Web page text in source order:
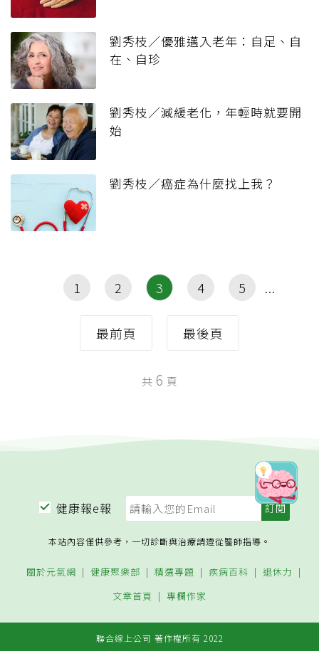
劉秀枝／優雅邁入老年：自足、自
在、自珍
劉秀枝／減緩老化，年輕時就要開
始
劉秀枝／癌症為什麼找上我？
最前頁
1 2 3 4 5
最後頁
共 6 頁
健康報e報
本站內容僅供參考，一切診斷與治療請遵從醫師指導。
關於元氣網 健康聚樂部 精選專題 疾病百科
退休力
文章首頁
專欄作家
聯合線上公司 著作權所有 2022